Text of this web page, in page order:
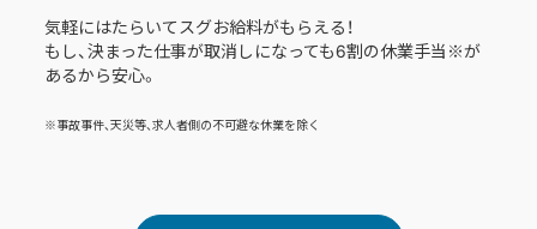
気軽にはたらいてスグお給料がもらえる！
もし、決まった仕事が取消しになっても6割の休業手当※が
あるから安心。
※事故事件、天災等、求人者側の不可避な休業を除く